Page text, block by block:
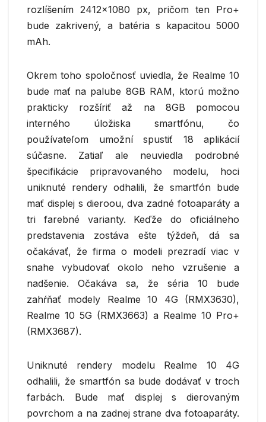
rozlíšením 2412×1080 px, pričom ten Pro+
bude zakrivený, a batéria s kapacitou 5000
mAh.
Okrem toho spoločnosť uviedla, že Realme 10
bude mať na palube 8GB RAM, ktorú možno
prakticky rozšíriť až na 8GB pomocou
interného úložiska smartfónu, čo
používateľom umožní spustiť 18 aplikácií
súčasne. Zatiaľ ale neuviedla podrobné
špecifikácie pripravovaného modelu, hoci
uniknuté rendery odhalili, že smartfón bude
mať displej s dieroou, dva zadné fotoaparáty a
tri farebné varianty. Keďže do oficiálneho
predstavenia zostáva ešte týždeň, dá sa
očakávať, že firma o modeli prezradí viac v
snahe vybudovať okolo neho vzrušenie a
nadšenie. Očakáva sa, že séria 10 bude
zahŕňať modely Realme 10 4G (RMX3630),
Realme 10 5G (RMX3663) a Realme 10 Pro+
(RMX3687).
Uniknuté rendery modelu Realme 10 4G
odhalili, že smartfón sa bude dodávať v troch
farbách. Bude mať displej s dierovaným
povrchom a na zadnej strane dva fotoaparáty.